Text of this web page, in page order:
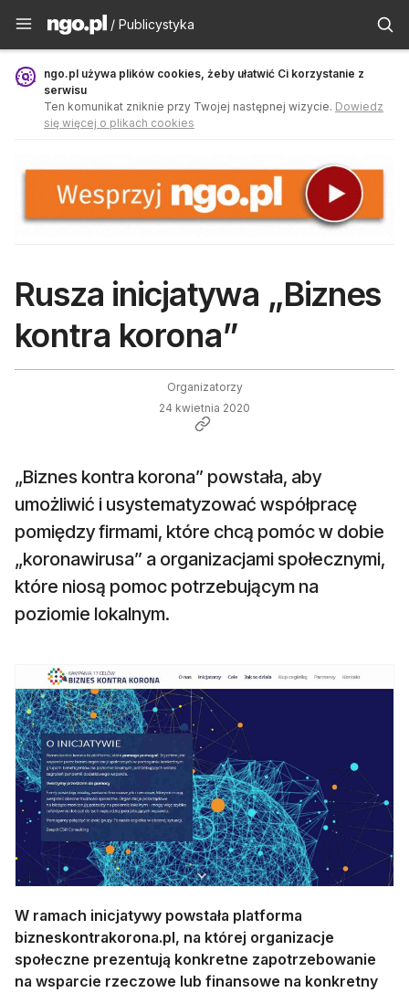
Publicystyka - ngo.pl
/ Publicystyka
ngo.pl używa plików cookies, żeby ułatwić Ci korzystanie z
serwisu
Ten komunikat zniknie przy Twojej następnej wizycie. Dowiedz
się więcej o plikach cookies
Rusza inicjatywa „Biznes
kontra korona”
Organizatorzy
24 kwietnia 2020
„Biznes kontra korona” powstała, aby
umożliwić i usystematyzować współpracę
pomiędzy firmami, które chcą pomóc w dobie
„koronawirusa” a organizacjami społecznymi,
które niosą pomoc potrzebującym na
poziomie lokalnym.
W ramach inicjatywy powstała platforma
bizneskontrakorona.pl, na której organizacje
społeczne prezentują konkretne zapotrzebowanie
na wsparcie rzeczowe lub finansowe na konkretny